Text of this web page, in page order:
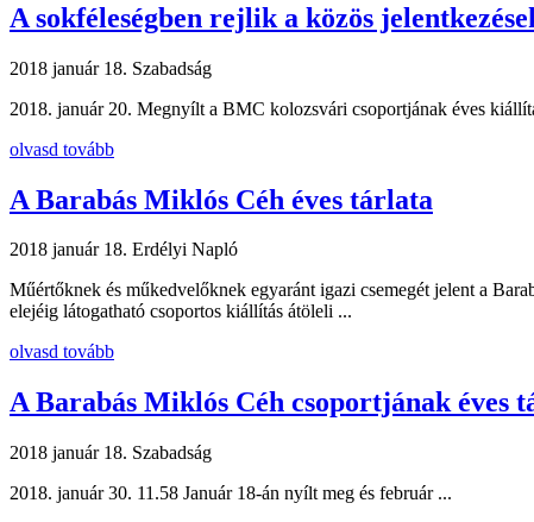
A sokféleségben rejlik a közös
2018 január 18. Szabadság
2018. január 20. Megnyílt a BMC kolozsvári csoportjának éves
olvasd tovább
A Barabás Miklós Céh éves tárlata
2018 január 18. Erdélyi Napló
Műértőknek és műkedvelőknek egyaránt igazi csemegét jelent a
elejéig látogatható csoportos kiállítás átöleli ...
olvasd tovább
A Barabás Miklós Céh csoportjának éves
2018 január 18. Szabadság
2018. január 30. 11.58 Január 18-án nyílt meg és február ...